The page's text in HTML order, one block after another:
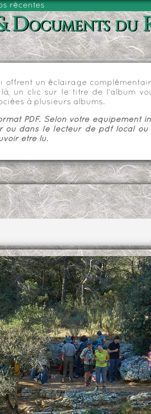
récentes
Documents du
offrent un éclairage
un clic sur le titre de l'album
à plusieurs albums.
PDF. Selon votre équipement
ou dans le lecteur de pdf local
être lu.